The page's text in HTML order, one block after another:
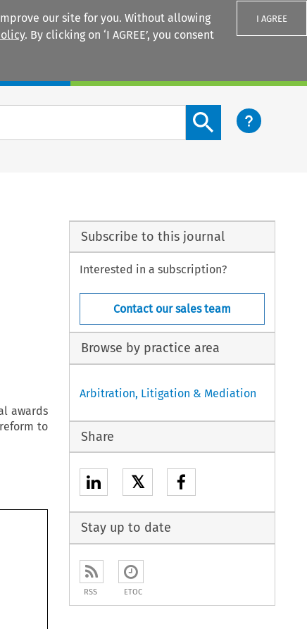
our site for you. Without allowing
. By clicking on ‘I AGREE’, you consent
I AGREE
Search content button
awards
to
Subscribe to this journal
Interested in a subscription?
Contact our sales team
Browse by practice area
Arbitration, Litigation & Mediation
Share
𝕏
Stay up to date
RSS ETOC